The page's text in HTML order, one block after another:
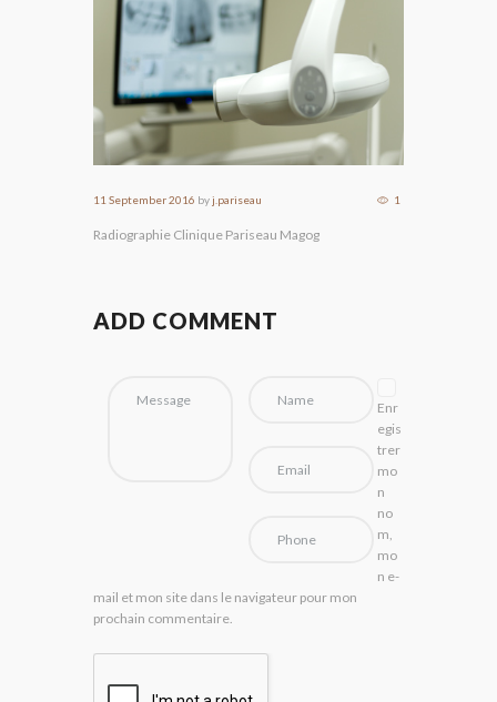
11 September 2016 byj.pariseau 1
Radiographie Clinique Pariseau Magog
ADD COMMENT
Enr
egis
trer
mo
n
no
m,
mo
n e-
mail et mon site dans le navigateur pour mon
prochain commentaire.